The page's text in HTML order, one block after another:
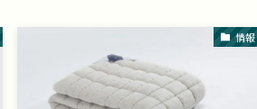
情報